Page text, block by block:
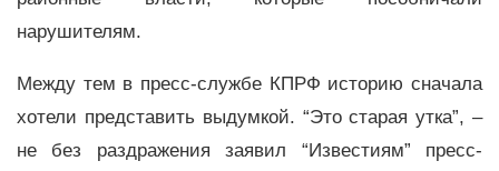
нарушителям.
Между тем в пресс-службе КПРФ историю сначала
хотели представить выдумкой. “Это старая утка”, –
не без раздражения заявил “Известиям” пресс-